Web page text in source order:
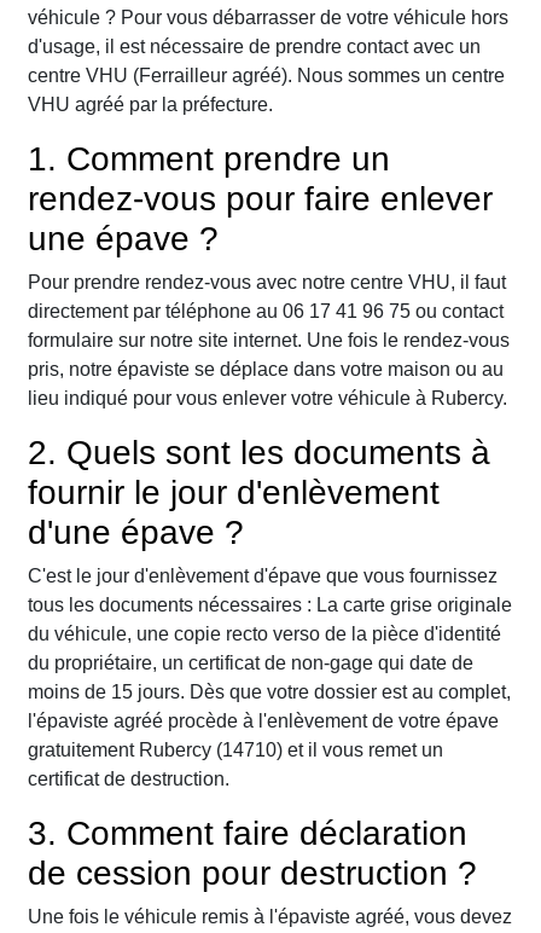
véhicule ? Pour vous débarrasser de votre véhicule hors
d'usage, il est nécessaire de prendre contact avec un
centre VHU (Ferrailleur agréé). Nous sommes un centre
VHU agréé par la préfecture.
1. Comment prendre un
rendez-vous pour faire enlever
une épave ?
Pour prendre rendez-vous avec notre centre VHU, il faut
directement par téléphone au 06 17 41 96 75 ou contact
formulaire sur notre site internet. Une fois le rendez-vous
pris, notre épaviste se déplace dans votre maison ou au
lieu indiqué pour vous enlever votre véhicule à Rubercy.
2. Quels sont les documents à
fournir le jour d'enlèvement
d'une épave ?
C'est le jour d'enlèvement d'épave que vous fournissez
tous les documents nécessaires : La carte grise originale
du véhicule, une copie recto verso de la pièce d'identité
du propriétaire, un certificat de non-gage qui date de
moins de 15 jours. Dès que votre dossier est au complet,
l'épaviste agréé procède à l'enlèvement de votre épave
gratuitement Rubercy (14710) et il vous remet un
certificat de destruction.
3. Comment faire déclaration
de cession pour destruction ?
Une fois le véhicule remis à l'épaviste agréé, vous devez